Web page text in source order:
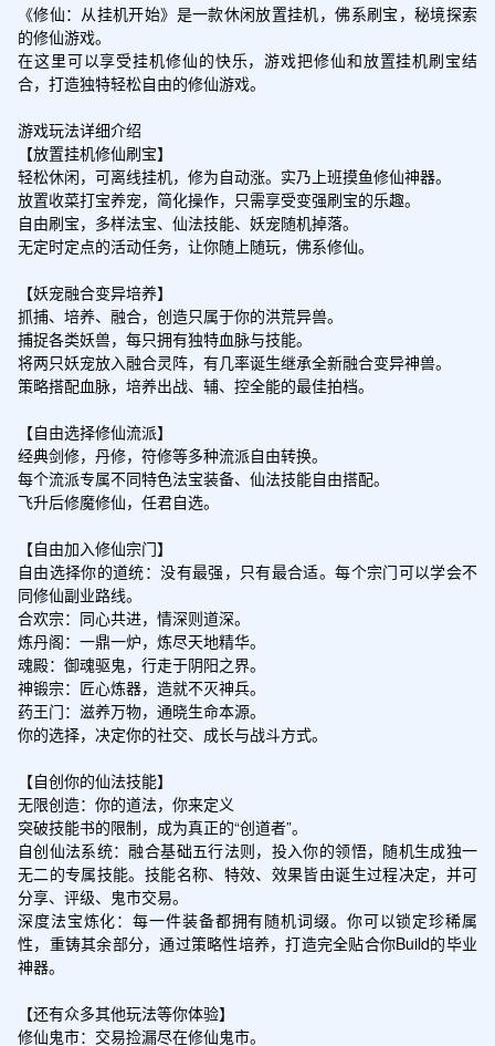
《修仙：从挂机开始》是一款休闲放置挂机，佛系刷宝，秘境探索
的修仙游戏。
在这里可以享受挂机修仙的快乐，游戏把修仙和放置挂机刷宝结
合，打造独特轻松自由的修仙游戏。
游戏玩法详细介绍
【放置挂机修仙刷宝】
轻松休闲，可离线挂机，修为自动涨。实乃上班摸鱼修仙神器。
放置收菜打宝养宠，简化操作，只需享受变强刷宝的乐趣。
自由刷宝，多样法宝、仙法技能、妖宠随机掉落。
无定时定点的活动任务，让你随上随玩，佛系修仙。
【妖宠融合变异培养】
抓捕、培养、融合，创造只属于你的洪荒异兽。
捕捉各类妖兽，每只拥有独特血脉与技能。
将两只妖宠放入融合灵阵，有几率诞生继承全新融合变异神兽。
策略搭配血脉，培养出战、辅、控全能的最佳拍档。
【自由选择修仙流派】
经典剑修，丹修，符修等多种流派自由转换。
每个流派专属不同特色法宝装备、仙法技能自由搭配。
飞升后修魔修仙，任君自选。
【自由加入修仙宗门】
自由选择你的道统：没有最强，只有最合适。每个宗门可以学会不
同修仙副业路线。
合欢宗：同心共进，情深则道深。
炼丹阁：一鼎一炉，炼尽天地精华。
魂殿：御魂驱鬼，行走于阴阳之界。
神锻宗：匠心炼器，造就不灭神兵。
药王门：滋养万物，通晓生命本源。
你的选择，决定你的社交、成长与战斗方式。
【自创你的仙法技能】
无限创造：你的道法，你来定义
突破技能书的限制，成为真正的“创道者”。
自创仙法系统：融合基础五行法则，投入你的领悟，随机生成独一
无二的专属技能。技能名称、特效、效果皆由诞生过程决定，并可
分享、评级、鬼市交易。
深度法宝炼化：每一件装备都拥有随机词缀。你可以锁定珍稀属
性，重铸其余部分，通过策略性培养，打造完全贴合你Build的毕业
神器。
【还有众多其他玩法等你体验】
修仙鬼市：交易捡漏尽在修仙鬼市。